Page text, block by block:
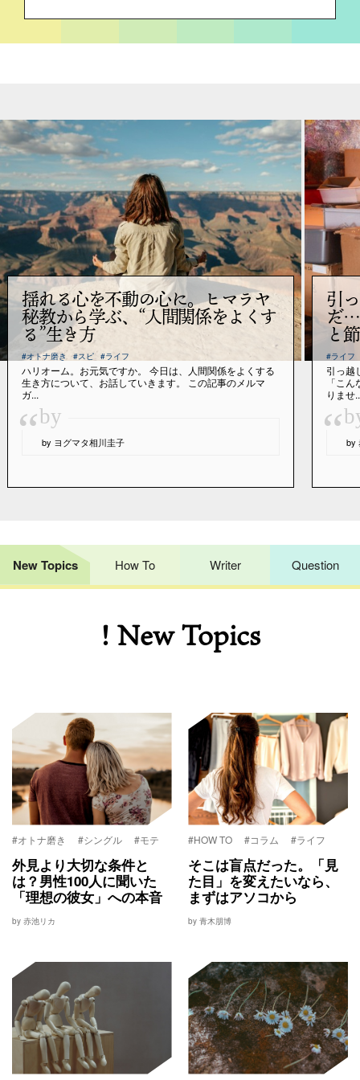
揺れる心を不動の心に。ヒマラヤ
秘教から学ぶ、“人間関係をよくす
る”生き方
#オトナ磨き #スピ #ライフ
ハリオーム。お元気ですか。 今日は、人間関係をよくする
生き方について、お話していきます。 この記事のメルマ
ガ...
“by
by ヨグマタ相川圭子
引
だ…
と
#ライフ
引っ越
「こ
りませ
“ by
New Topics How To Writer Question
! New Topics
#オトナ磨き #シングル #モテ
外見より大切な条件と
は？男性100人に聞いた
「理想の彼女」への本音
by 赤池リカ
#HOW TO #コラム #ライフ
そこは盲点だった。「見
た目」を変えたいなら、
まずはアソコから
by 青木朋博